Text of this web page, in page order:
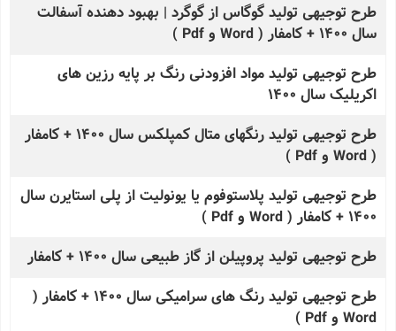
طرح توجیهی تولید گوگاس از گوگرد | بهبود دهنده آسفالت
سال 1400 + کامفار ( Word و Pdf )
طرح توجیهی تولید مواد افزودنی رنگ بر پایه رزین های
اکریلیک سال 1400
طرح توجیهی تولید رنگهای متال کمپلکس سال 1400 + کامفار
( Word و Pdf )
طرح توجیهی تولید پلاستوفوم یا یونولیت از پلی استایرن سال
1400 + کامفار ( Word و Pdf )
طرح توجیهی تولید پروپیلن از گاز طبیعی سال 1400 + کامفار
طرح توجیهی تولید رنگ های سرامیکی سال 1400 + کامفار (
Word و Pdf )